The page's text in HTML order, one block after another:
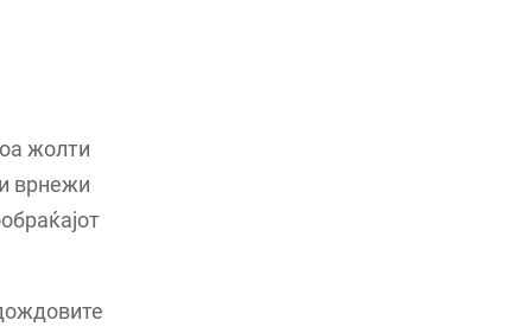
жолти
врнежи